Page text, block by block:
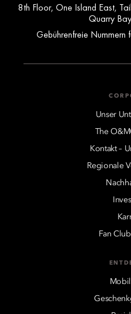
8th Floor, One Island East,
Quarry
Gebührenfreie Nummern
Unser
The
Kontakt –
Regionale
Fan